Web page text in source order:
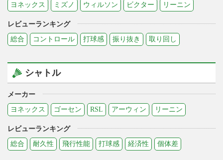
ヨネックス
ミズノ ウィルソン ビクター リーニン
レビューランキング
総合
コントロール 打球感 振り抜き 取り回し
シャトル
メーカー
ヨネックス
ゴーセン RSL アーウィン リーニン
レビューランキング
総合
耐久性 飛行性能 打球感 経済性 個体差